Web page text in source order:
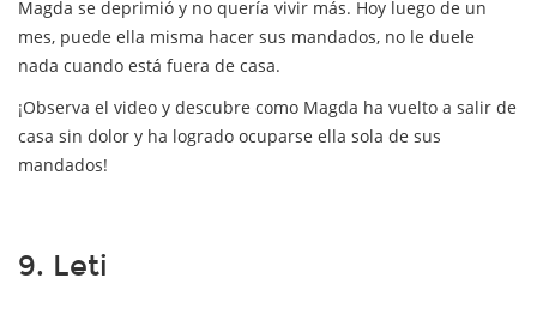
Magda se deprimió y no quería vivir más. Hoy luego de un
mes, puede ella misma hacer sus mandados, no le duele
nada cuando está fuera de casa.
¡Observa el video y descubre como Magda ha vuelto a salir de
casa sin dolor y ha logrado ocuparse ella sola de sus
mandados!
9. Leti